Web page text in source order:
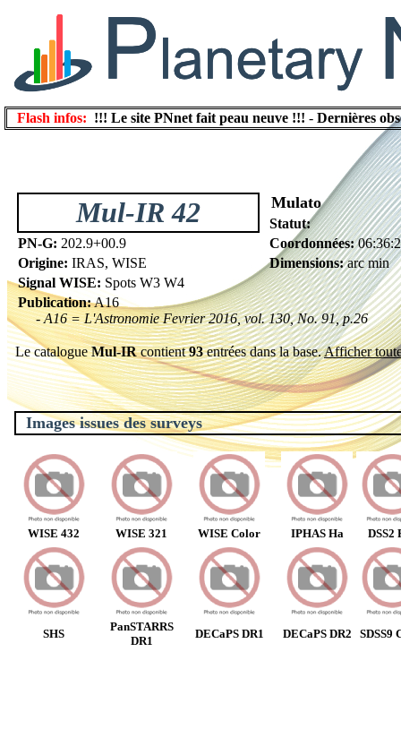
Flash infos: !!! Le site PNnet fait peau neuve !!! - Dernières
Mul-IR 42 Mulato
Statut:
PN-G: 202.9+00.9 Coordonnées:
Origine: IRAS, WISE Dimensions:arc min
Signal WISE: Spots W3 W4
Publication:A16
- A16 = L'Astronomie Fevrier 2016, vol. 130, No. 91, p.26
Le catalogueMul-IRcontient93entrées dans la base.Afficher
Images issues des surveys
WISE 432 WISE 321 WISE Color IPHAS Ha DSS2
SHS
PanSTARRS
DR1
DECaPS DR1 DECaPS DR2 SDSS9